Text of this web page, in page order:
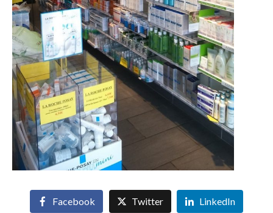
Facebook Twitter LinkedIn